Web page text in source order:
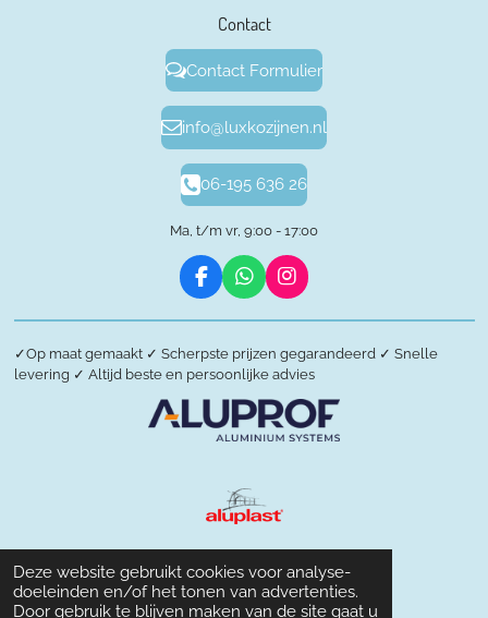
Deze website gebruikt cookies voor analyse-
doeleinden en/of het tonen van advertenties.
Door gebruik te blijven maken van de site gaat u
Contact
Contact Formulier
info@luxkozijnen.nl
06-195 636 26
Ma, t/m vr, 9:00 - 17:00
F
a
c
b
o
o
k
W
h
a
t
s
A
p
p
I
n
s
a
g
r
a
m
✓Op maat gemaakt ✓ Scherpste prijzen gegarandeerd ✓ Snelle
levering ✓ Altijd beste en persoonlijke advies